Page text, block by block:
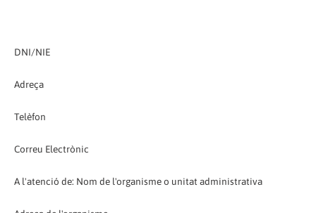
DNI/NIE
Adreça
Telèfon
Correu Electrònic
A l'atenció de: Nom de l'organisme o unitat administrativa